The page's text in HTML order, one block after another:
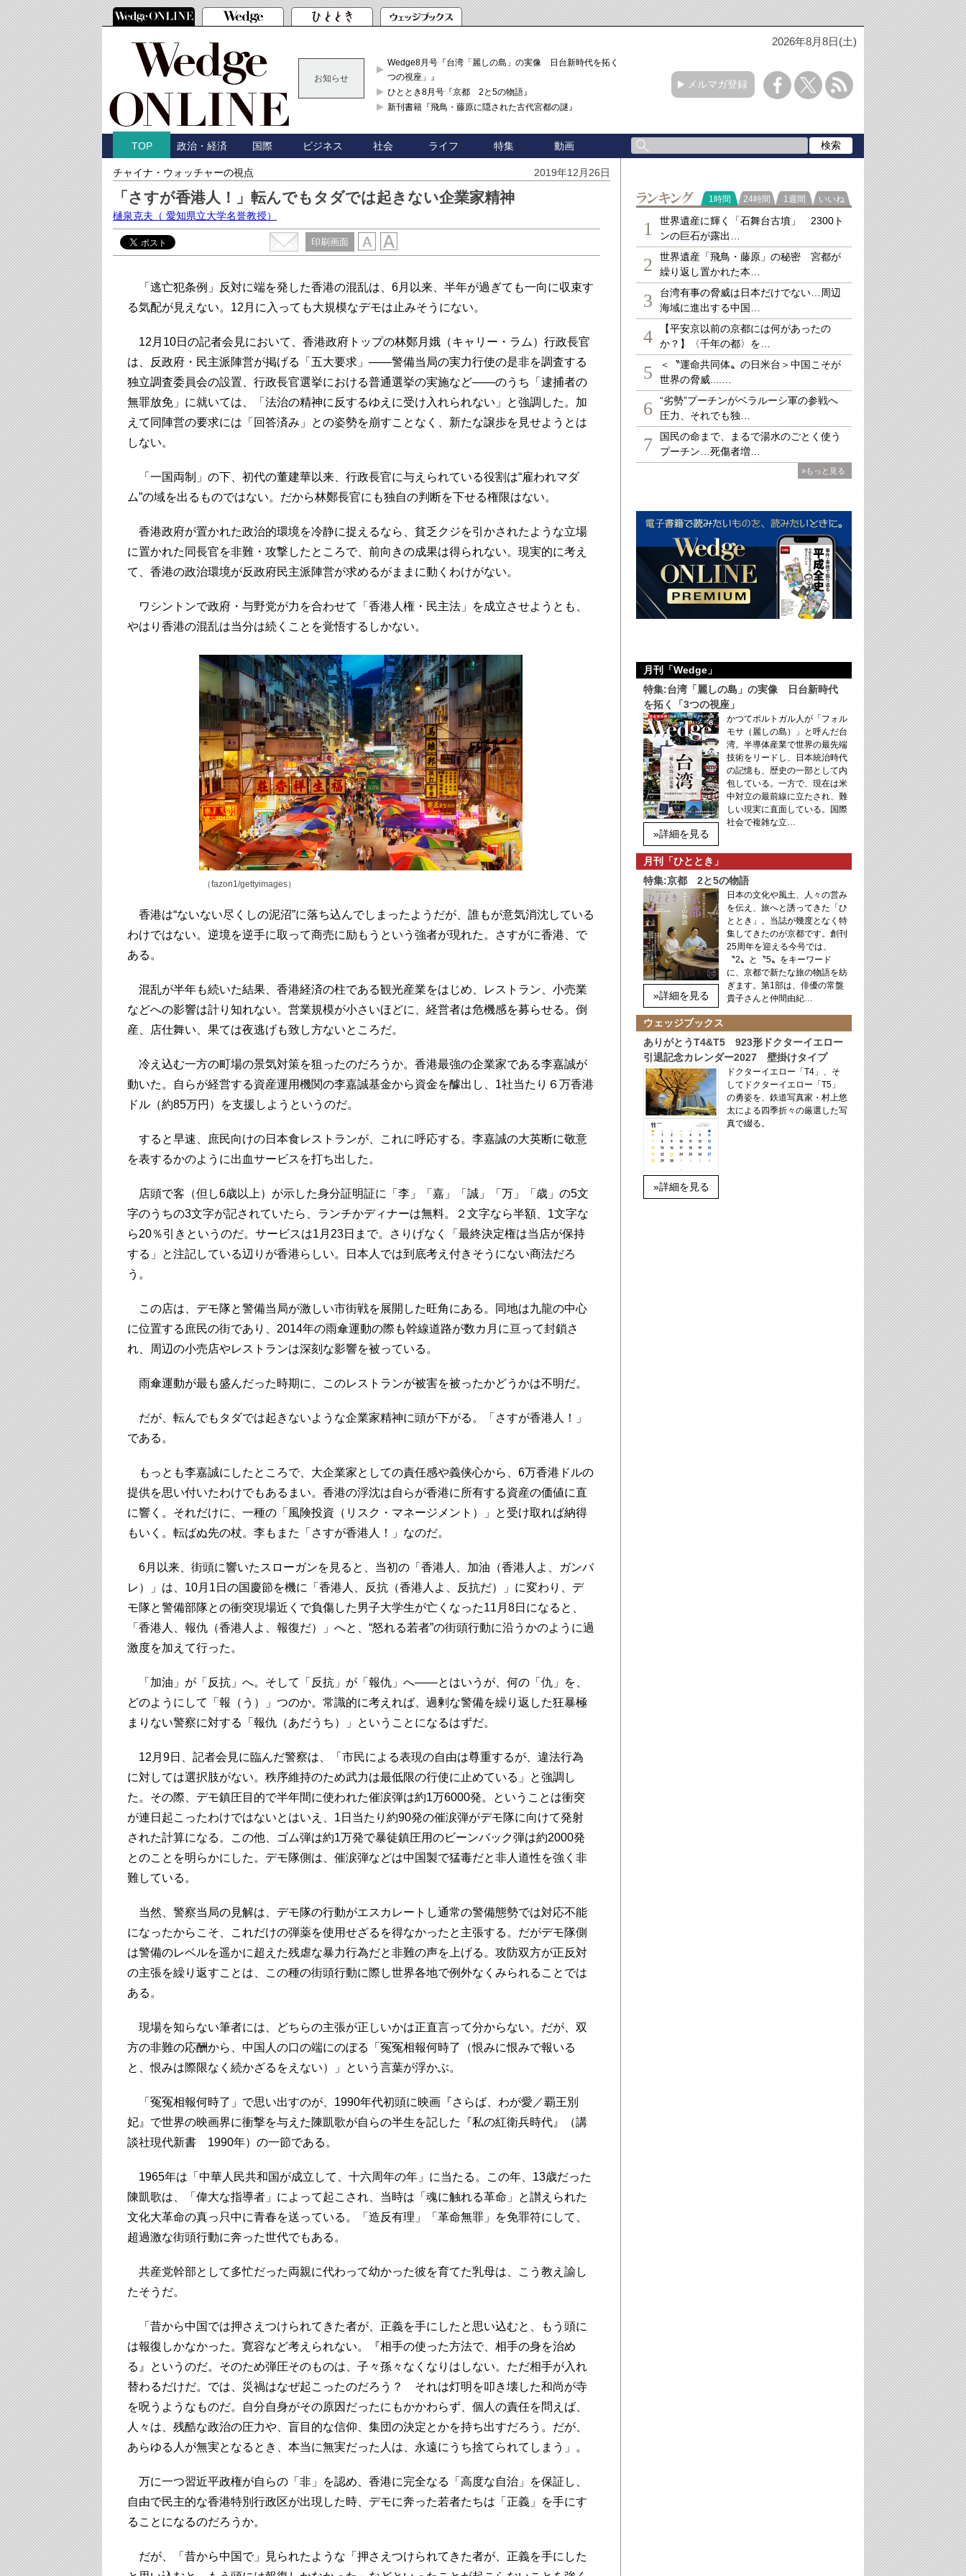
2026年8月8日(土)
お知らせ
Wedge8月号『台湾「麗しの島」の実像 日台新時代を拓く「3
つの視座」』
ひととき8月号『京都 2と5の物語』
新刊書籍『飛鳥・藤原に隠された古代宮都の謎』
メルマガ登録
TOP 政治・経済 国際 ビジネス 社会 ライフ 特集 動画
チャイナ・ウォッチャーの視点 2019年12月26日
「さすが香港人！」転んでもタダでは起きない企業家精神
樋泉克夫 （ 愛知県立大学名誉教授）
印刷画面
「逃亡犯条例」反対に端を発した香港の混乱は、6月以来、半年が過ぎても一向に収束す
る気配が見えない。12月に入っても大規模なデモは止みそうにない。
12月10日の記者会見において、香港政府トップの林鄭月娥（キャリー・ラム）行政長官
は、反政府・民主派陣営が掲げる「五大要求」――警備当局の実力行使の是非を調査する
独立調査委員会の設置、行政長官選挙における普通選挙の実施など――のうち「逮捕者の
無罪放免」に就いては、「法治の精神に反するゆえに受け入れられない」と強調した。加
えて同陣営の要求には「回答済み」との姿勢を崩すことなく、新たな譲歩を見せようとは
しない。
「一国両制」の下、初代の董建華以来、行政長官に与えられている役割は“雇われマダ
ム”の域を出るものではない。だから林鄭長官にも独自の判断を下せる権限はない。
香港政府が置かれた政治的環境を冷静に捉えるなら、貧乏クジを引かされたような立場
に置かれた同長官を非難・攻撃したところで、前向きの成果は得られない。現実的に考え
て、香港の政治環境が反政府民主派陣営が求めるがままに動くわけがない。
ワシントンで政府・与野党が力を合わせて「香港人権・民主法」を成立させようとも、
やはり香港の混乱は当分は続くことを覚悟するしかない。
（fazon1/gettyimages）
香港は“ないない尽くしの泥沼”に落ち込んでしまったようだが、誰もが意気消沈している
わけではない。逆境を逆手に取って商売に励もうという強者が現れた。さすがに香港、で
ある。
混乱が半年も続いた結果、香港経済の柱である観光産業をはじめ、レストラン、小売業
などへの影響は計り知れない。営業規模が小さいほどに、経営者は危機感を募らせる。倒
産、店仕舞い、果ては夜逃げも致し方ないところだ。
冷え込む一方の町場の景気対策を狙ったのだろうか。香港最強の企業家である李嘉誠が
動いた。自らが経営する資産運用機関の李嘉誠基金から資金を醵出し、1社当たり６万香港
ドル（約85万円）を支援しようというのだ。
すると早速、庶民向けの日本食レストランが、これに呼応する。李嘉誠の大英断に敬意
を表するかのように出血サービスを打ち出した。
店頭で客（但し6歳以上）が示した身分証明証に「李」「嘉」「誠」「万」「歳」の5文
字のうちの3文字が記されていたら、ランチかディナーは無料。２文字なら半額、1文字な
ら20％引きというのだ。サービスは1月23日まで。さりげなく「最終決定権は当店が保持
する」と注記している辺りが香港らしい。日本人では到底考え付きそうにない商法だろ
う。
この店は、デモ隊と警備当局が激しい市街戦を展開した旺角にある。同地は九龍の中心
に位置する庶民の街であり、2014年の雨傘運動の際も幹線道路が数カ月に亘って封鎖さ
れ、周辺の小売店やレストランは深刻な影響を被っている。
雨傘運動が最も盛んだった時期に、このレストランが被害を被ったかどうかは不明だ。
だが、転んでもタダでは起きないような企業家精神に頭が下がる。「さすが香港人！」
である。
もっとも李嘉誠にしたところで、大企業家としての責任感や義侠心から、6万香港ドルの
提供を思い付いたわけでもあるまい。香港の浮沈は自らが香港に所有する資産の価値に直
に響く。それだけに、一種の「風険投資（リスク・マネージメント）」と受け取れば納得
もいく。転ばぬ先の杖。李もまた「さすが香港人！」なのだ。
6月以来、街頭に響いたスローガンを見ると、当初の「香港人、加油（香港人よ、ガンバ
レ）」は、10月1日の国慶節を機に「香港人、反抗（香港人よ、反抗だ）」に変わり、デ
モ隊と警備部隊との衝突現場近くで負傷した男子大学生が亡くなった11月8日になると、
「香港人、報仇（香港人よ、報復だ）」へと、“怒れる若者”の街頭行動に沿うかのように過
激度を加えて行った。
「加油」が「反抗」へ。そして「反抗」が「報仇」へ――とはいうが、何の「仇」を、
どのようにして「報（う）」つのか。常識的に考えれば、過剰な警備を繰り返した狂暴極
まりない警察に対する「報仇（あだうち）」ということになるはずだ。
12月9日、記者会見に臨んだ警察は、「市民による表現の自由は尊重するが、違法行為
に対しては選択肢がない。秩序維持のため武力は最低限の行使に止めている」と強調し
た。その際、デモ鎮圧目的で半年間に使われた催涙弾は約1万6000発。ということは衝突
が連日起こったわけではないとはいえ、1日当たり約90発の催涙弾がデモ隊に向けて発射
された計算になる。この他、ゴム弾は約1万発で暴徒鎮圧用のビーンバック弾は約2000発
とのことを明らかにした。デモ隊側は、催涙弾などは中国製で猛毒だと非人道性を強く非
難している。
当然、警察当局の見解は、デモ隊の行動がエスカレートし通常の警備態勢では対応不能
になったからこそ、これだけの弾薬を使用せざるを得なかったと主張する。だがデモ隊側
は警備のレベルを遥かに超えた残虐な暴力行為だと非難の声を上げる。攻防双方が正反対
の主張を繰り返すことは、この種の街頭行動に際し世界各地で例外なくみられることでは
ある。
現場を知らない筆者には、どちらの主張が正しいかは正直言って分からない。だが、双
方の非難の応酬から、中国人の口の端にのぼる「冤冤相報何時了（恨みに恨みで報いる
と、恨みは際限なく続かざるをえない）」という言葉が浮かぶ。
「冤冤相報何時了」で思い出すのが、1990年代初頭に映画『さらば、わが愛／覇王別
妃』で世界の映画界に衝撃を与えた陳凱歌が自らの半生を記した『私の紅衛兵時代』（講
談社現代新書 1990年）の一節である。
1965年は「中華人民共和国が成立して、十六周年の年」に当たる。この年、13歳だった
陳凱歌は、「偉大な指導者」によって起こされ、当時は「魂に触れる革命」と讃えられた
文化大革命の真っ只中に青春を送っている。「造反有理」「革命無罪」を免罪符にして、
超過激な街頭行動に奔った世代でもある。
共産党幹部として多忙だった両親に代わって幼かった彼を育てた乳母は、こう教え諭し
たそうだ。
「昔から中国では押さえつけられてきた者が、正義を手にしたと思い込むと、もう頭に
は報復しかなかった。寛容など考えられない。『相手の使った方法で、相手の身を治め
る』というのだ。そのため弾圧そのものは、子々孫々なくなりはしない。ただ相手が入れ
替わるだけだ。では、災禍はなぜ起こったのだろう？ それは灯明を叩き壊した和尚が寺
を呪うようなものだ。自分自身がその原因だったにもかかわらず、個人の責任を問えば、
人々は、残酷な政治の圧力や、盲目的な信仰、集団の決定とかを持ち出すだろう。だが、
あらゆる人が無実となるとき、本当に無実だった人は、永遠にうち捨てられてしまう」。
万に一つ習近平政権が自らの「非」を認め、香港に完全なる「高度な自治」を保証し、
自由で民主的な香港特別行政区が出現した時、デモに奔った若者たちは「正義」を手にす
ることになるのだろうか。
だが、「昔から中国で」見られたような「押さえつけられてきた者が、正義を手にした
ランキング
1時間 24時間 1週間 いいね
1
世界遺産に輝く「石舞台古墳」 2300ト
ンの巨石が露出…
2
世界遺産「飛鳥・藤原」の秘密 宮都が
繰り返し置かれた本…
3
台湾有事の脅威は日本だけでない…周辺
海域に進出する中国…
4
【平安京以前の京都には何があったの
か？】〈千年の都〉を…
5
＜〝運命共同体〟の日米台＞中国こそが
世界の脅威....…
6
“劣勢”プーチンがベラルーシ軍の参戦へ
圧力、それでも独…
7
国民の命まで、まるで湯水のごとく使う
プーチン…死傷者増…
»もっと見る
月刊「Wedge」
特集:台湾「麗しの島」の実像 日台新時代
を拓く「3つの視座」
»詳細を見る
かつてポルトガル人が「フォル
モサ（麗しの島）」と呼んだ台
湾。半導体産業で世界の最先端
技術をリードし、日本統治時代
の記憶も、歴史の一部として内
包している。一方で、現在は米
中対立の最前線に立たされ、難
しい現実に直面している。国際
社会で複雑な立…
月刊「ひととき」
特集:京都 2と5の物語
»詳細を見る
日本の文化や風土、人々の営み
を伝え、旅へと誘ってきた「ひ
ととき」。当誌が幾度となく特
集してきたのが京都です。創刊
25周年を迎える今号では、
〝2〟と〝5〟をキーワード
に、京都で新たな旅の物語を紡
ぎます。第1部は、俳優の常盤
貴子さんと仲間由紀…
ウェッジブックス
ありがとうT4&T5 923形ドクターイエロー
引退記念カレンダー2027 壁掛けタイプ
»詳細を見る
ドクターイエロー「T4」、そ
してドクターイエロー「T5」
の勇姿を、鉄道写真家・村上悠
太による四季折々の厳選した写
真で綴る。